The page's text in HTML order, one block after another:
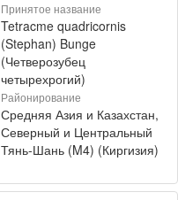
Принятое название
Tetracme quadricornis
(Stephan) Bunge
(Четверозубец
четырехрогий)
Районирование
Средняя Азия и Казахстан,
Северный и Центральный
Тянь-Шань (M4) (Киргизия)